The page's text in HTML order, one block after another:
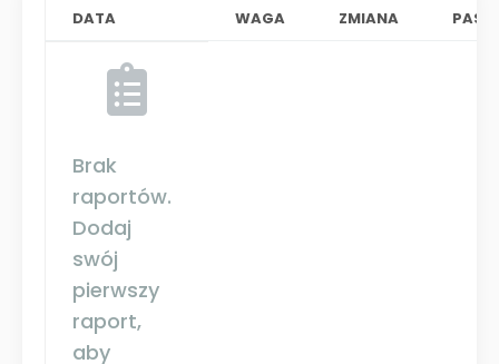
DATA WAGA ZMIANA PAS
Brak
raportów.
Dodaj
swój
pierwszy
raport,
aby